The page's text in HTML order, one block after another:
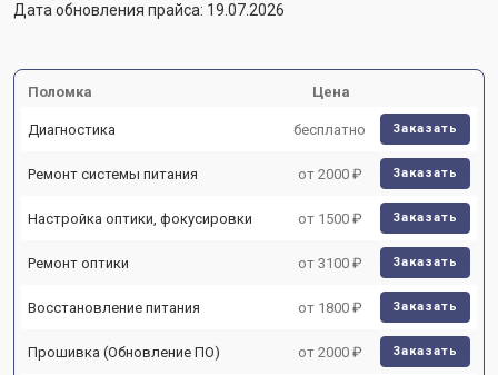
Дата обновления прайса: 19.07.2026
Поломка Цена
Диагностика бесплатно Заказать
Ремонт системы питания от 2000 ₽ Заказать
Настройка оптики, фокусировки от 1500 ₽ Заказать
Ремонт оптики от 3100 ₽ Заказать
Восстановление питания от 1800 ₽ Заказать
Прошивка (Обновление ПО) от 2000 ₽ Заказать